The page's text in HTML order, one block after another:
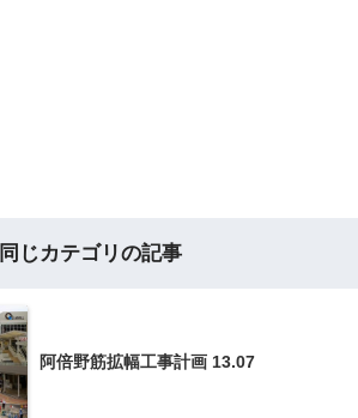
同じカテゴリの記事
阿倍野筋拡幅工事計画 13.07